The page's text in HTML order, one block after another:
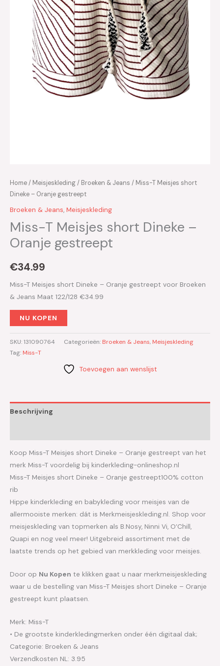
Home/ Meisjeskleding/ Broeken & Jeans / Miss-T Meisjes short
Dineke – Oranje gestreept
Broeken & Jeans, Meisjeskleding
Miss-T Meisjes short Dineke –
Oranje gestreept
€34.99
Miss-T Meisjes short Dineke – Oranje gestreept voor Broeken
& Jeans Maat 122/128 €34.99
NU KOPEN
SKU:131090764 Categorieën: Broeken & Jeans, Meisjeskleding
Tag: Miss-T
Toevoegen aan wenslijst
Beschrijving
Koop Miss-T Meisjes short Dineke – Oranje gestreept van het
merk Miss-T voordelig bij kinderkleding-onlineshop.nl
Miss-T Meisjes short Dineke – Oranje gestreept100% cotton
rib
Hippe kinderkleding en babykleding voor meisjes van de
allermooiste merken: dát is Merkmeisjeskleding.nl. Shop voor
meisjeskleding van topmerken als B.Nosy, Ninni Vi, O’Chill,
Quapi en nog veel meer! Uitgebreid assortiment met de
laatste trends op het gebied van merkkleding voor meisjes.
Door op Nu Kopen te klikken gaat u naar merkmeisjeskleding
waar u de bestelling van Miss-T Meisjes short Dineke – Oranje
gestreept kunt plaatsen.
Merk: Miss-T
• De grootste kinderkledingmerken onder één digitaal dak;
Categorie: Broeken & Jeans
Verzendkosten NL: 3.95